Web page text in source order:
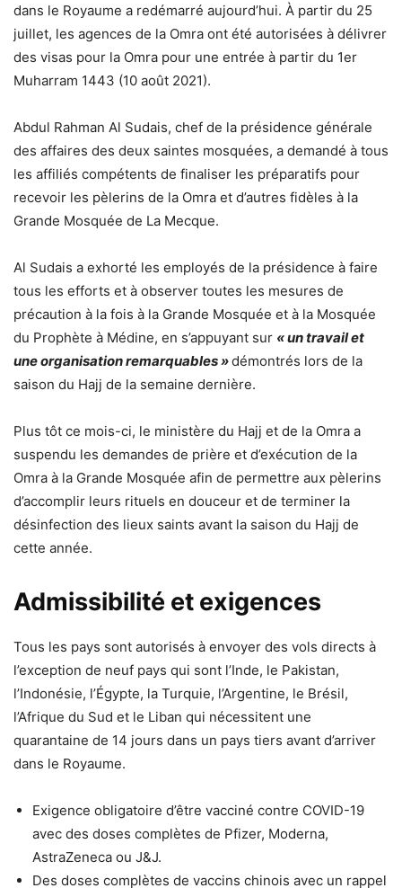
dans le Royaume a redémarré aujourd’hui. À partir du 25
juillet, les agences de la Omra ont été autorisées à délivrer
des visas pour la Omra pour une entrée à partir du 1er
Muharram 1443 (10 août 2021).
Abdul Rahman Al Sudais, chef de la présidence générale
des affaires des deux saintes mosquées, a demandé à tous
les affiliés compétents de finaliser les préparatifs pour
recevoir les pèlerins de la Omra et d’autres fidèles à la
Grande Mosquée de La Mecque.
Al Sudais a exhorté les employés de la présidence à faire
tous les efforts et à observer toutes les mesures de
précaution à la fois à la Grande Mosquée et à la Mosquée
du Prophète à Médine, en s’appuyant sur « un travail et
une organisation remarquables »démontrés lors de la
saison du Hajj de la semaine dernière.
Plus tôt ce mois-ci, le ministère du Hajj et de la Omra a
suspendu les demandes de prière et d’exécution de la
Omra à la Grande Mosquée afin de permettre aux pèlerins
d’accomplir leurs rituels en douceur et de terminer la
désinfection des lieux saints avant la saison du Hajj de
cette année.
Admissibilité et exigences
Tous les pays sont autorisés à envoyer des vols directs à
l’exception de neuf pays qui sont l’Inde, le Pakistan,
l’Indonésie, l’Égypte, la Turquie, l’Argentine, le Brésil,
l’Afrique du Sud et le Liban qui nécessitent une
quarantaine de 14 jours dans un pays tiers avant d’arriver
dans le Royaume.
Exigence obligatoire d’être vacciné contre COVID-19
avec des doses complètes de Pfizer, Moderna,
AstraZeneca ou J&J.
Des doses complètes de vaccins chinois avec un rappel